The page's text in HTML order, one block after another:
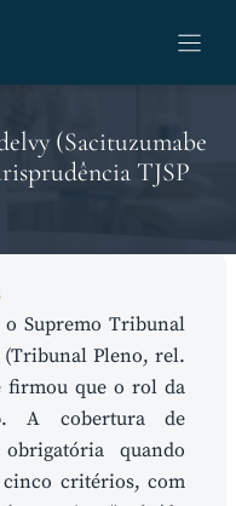
(Sacituzumabe
TJSP
o Supremo Tribunal
(Tribunal Pleno, rel.
firmou que o rol da
. A cobertura de
quando
cinco critérios, com